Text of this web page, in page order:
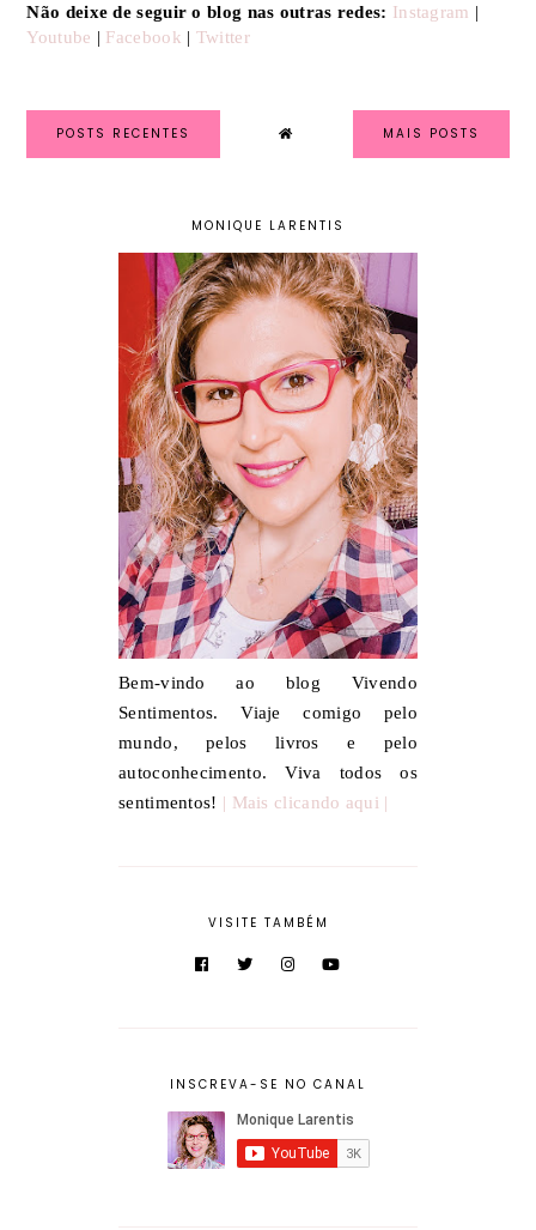
Não deixe de seguir o blog nas outras redes: Instagram |
Youtube | Facebook | Twitter
POSTS RECENTES MAIS POSTS
MONIQUE LARENTIS
Bem-vindo ao blog Vivendo
Sentimentos. Viaje comigo pelo
mundo, pelos livros e pelo
autoconhecimento. Viva todos os
sentimentos! | Mais clicando aqui |
VISITE TAMBÉM
INSCREVA-SE NO CANAL